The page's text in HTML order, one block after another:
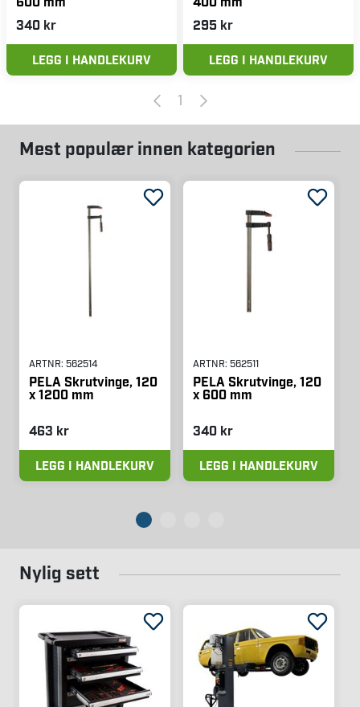
340 kr
LEGG I HANDLEKURV
295 kr
LEGG I HANDLEKURV
1
Mest populær innen kategorien
ARTNR: 562514
PELA Skrutvinge, 120
x 1200 mm
463 kr
LEGG I HANDLEKURV
ARTNR: 562511
PELA Skrutvinge, 120
x 600 mm
340 kr
LEGG I HANDLEKURV
Nylig sett